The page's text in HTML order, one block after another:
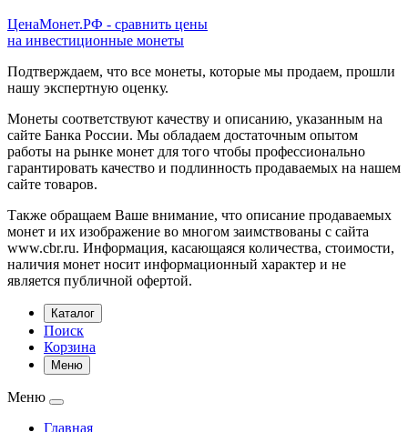
ЦенаМонет.РФ - сравнить цены
на инвестиционные монеты
Подтверждаем, что все монеты, которые мы продаем, прошли
нашу экспертную оценку.
Монеты соответствуют качеству и описанию, указанным на
сайте Банка России. Мы обладаем достаточным опытом
работы на рынке монет для того чтобы профессионально
гарантировать качество и подлинность продаваемых на нашем
сайте товаров.
Также обращаем Ваше внимание, что описание продаваемых
монет и их изображение во многом заимствованы с сайта
www.cbr.ru. Информация, касающаяся количества, стоимости,
наличия монет носит информационный характер и не
является публичной офертой.
Каталог
Поиск
Корзина
Меню
Меню
Главная